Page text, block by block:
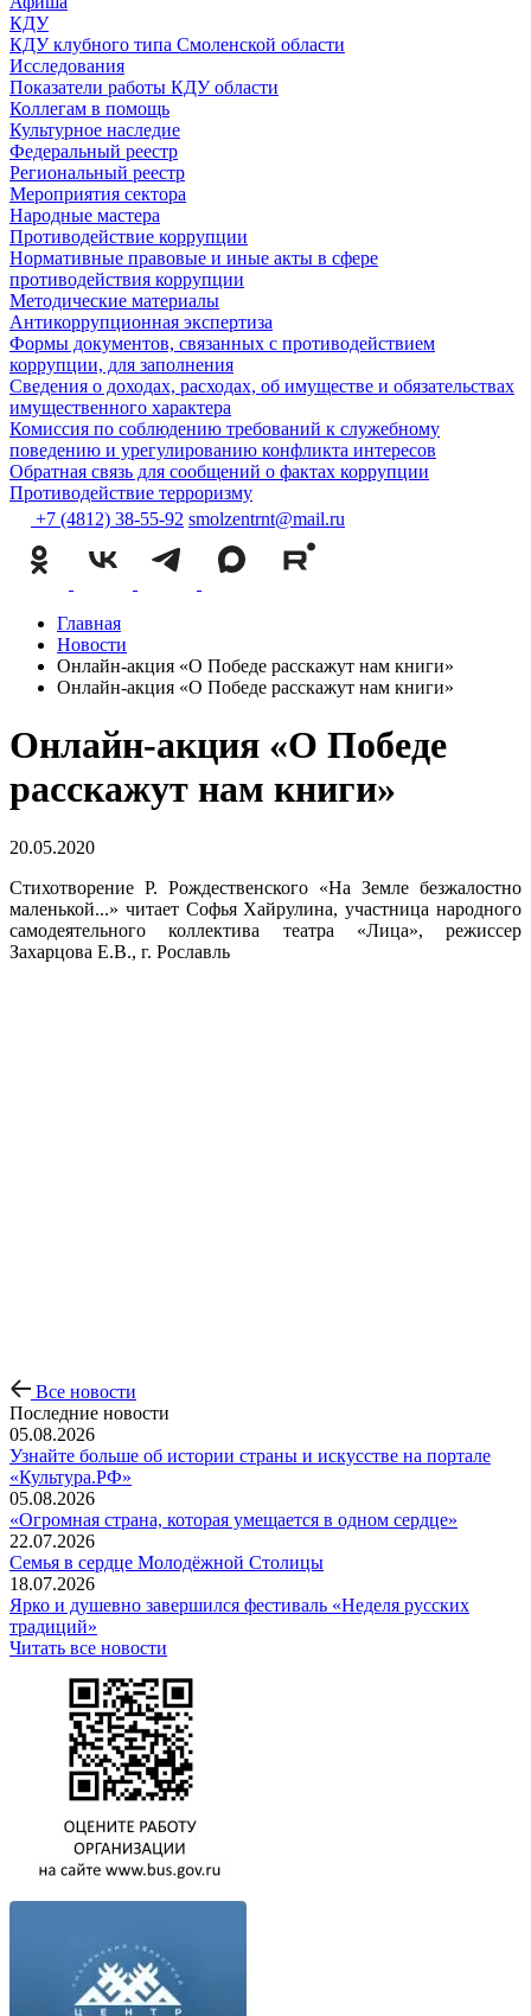
КДУ
КДУ клубного типа Смоленской области
Исследования
Показатели работы КДУ области
Коллегам в помощь
Культурное наследие
Федеральный реестр
Региональный реестр
Мероприятия сектора
Народные мастера
Противодействие коррупции
Нормативные правовые и иные акты в сфере
противодействия коррупции
Методические материалы
Антикоррупционная экспертиза
Формы документов, связанных с противодействием
коррупции, для заполнения
Сведения о доходах, расходах, об имуществе и обязательствах
имущественного характера
Комиссия по соблюдению требований к служебному
поведению и урегулированию конфликта интересов
Обратная связь для сообщений о фактах коррупции
Противодействие терроризму
+7 (4812) 38-55-92 smolzentrnt@mail.ru
Главная
Новости
Онлайн-акция «О Победе расскажут нам книги»
Онлайн-акция «О Победе расскажут нам книги»
Онлайн-акция «О Победе
расскажут нам книги»
20.05.2020
Стихотворение Р. Рождественского «На Земле безжалостно
маленькой...» читает Софья Хайрулина, участница народного
самодеятельного коллектива театра «Лица», режиссер
Захарцова Е.В., г. Рославль
Все новости
Последние новости
05.08.2026
Узнайте больше об истории страны и искусстве на портале
«Культура.РФ»
05.08.2026
«Огромная страна, которая умещается в одном сердце»
22.07.2026
Семья в сердце Молодёжной Столицы
18.07.2026
Ярко и душевно завершился фестиваль «Неделя русских
традиций»
Читать все новости